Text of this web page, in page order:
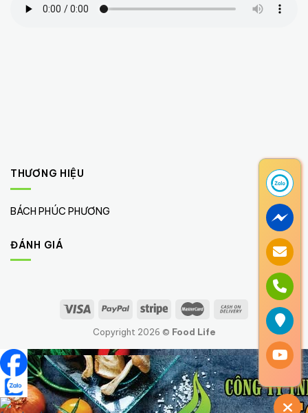
THƯƠNG HIỆU
BÁCH PHÚC PHƯƠNG (1)
ĐÁNH GIÁ
Copyright 2026 © Food Life